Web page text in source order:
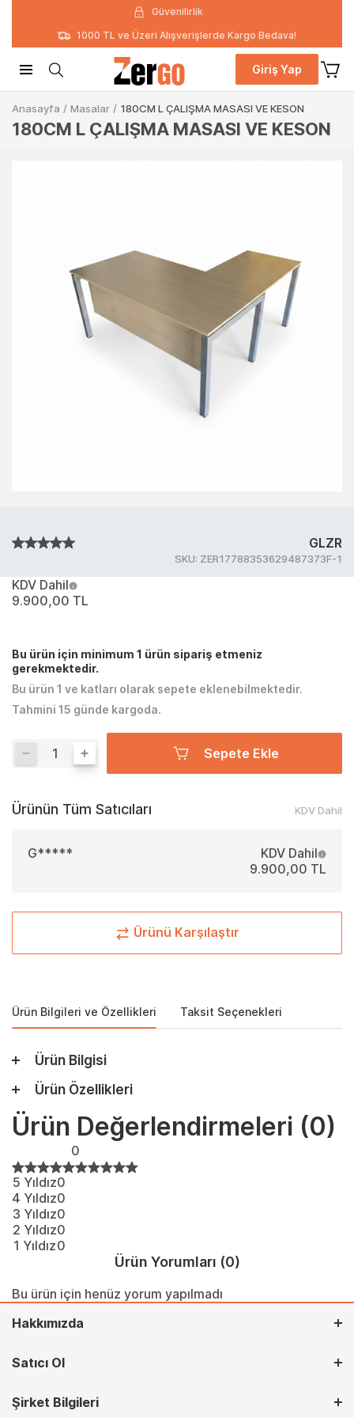
Güvenilirlik
1000 TL ve Üzeri Alışverişlerde Kargo Bedava!
Giriş Yap
Anasayfa / Masalar / 180CM L ÇALIŞMA MASASI VE KESON
180CM L ÇALIŞMA MASASI VE KESON
GLZR
SKU: ZER17788353629487373F-1
KDV Dahil
9.900,00 TL
Bu ürün için minimum 1 ürün sipariş etmeniz
gerekmektedir.
Bu ürün 1 ve katları olarak sepete eklenebilmektedir.
Tahmini 15 günde kargoda.
Sepete Ekle
Ürünün Tüm Satıcıları KDV Dahil
G*****
KDV Dahil
9.900,00 TL
Ürünü Karşılaştır
Ürün Bilgileri ve Özellikleri Taksit Seçenekleri
Ürün Bilgisi
Ürün Özellikleri
Ürün Değerlendirmeleri (0)
0
5 Yıldız0
4 Yıldız0
3 Yıldız0
2 Yıldız0
1 Yıldız0
Ürün Yorumları (0)
Bu ürün için henüz yorum yapılmadı
Hakkımızda
Satıcı Ol
Şirket Bilgileri